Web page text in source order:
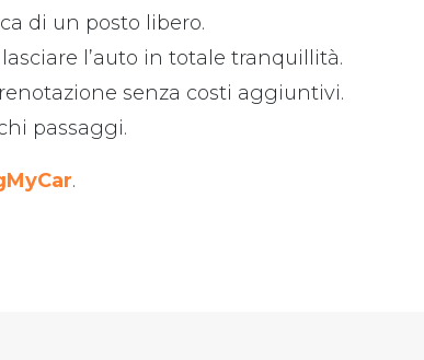
di un posto libero.
l’auto in totale tranquillità.
senza costi aggiuntivi.
passaggi.
.